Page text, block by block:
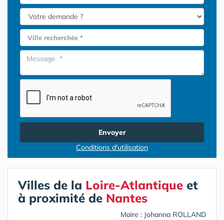
Ville recherchée *
Envoyer
Conditions d'utilisation
Villes de la Loire-Atlantique et
à proximité de Nantes
Maire : Johanna ROLLAND